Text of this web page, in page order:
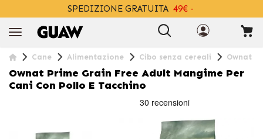
SPEDIZIONE GRATUITA 49€ -
Cane Alimentazione Cibo senza cereali Ownat
Ownat Prime Grain Free Adult Mangime Per
Cani Con Pollo E Tacchino